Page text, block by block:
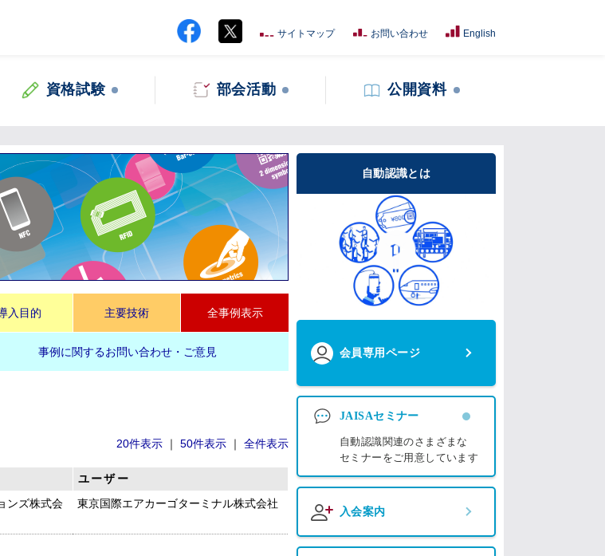
サイトマップ お問い合わせ English
資格試験 部会活動 公開資料
入目的 主要技術 全事例表示
事例に関するお問い合わせ・ご意見
20件表示 ｜ 50件表示 ｜ 全件表示
ユーザー
ンズ株式会
東京国際エアカーゴターミナル株式会社
自動認識とは
会員専用ページ
JAISAセミナー
自動認識関連のさまざまな
セミナーをご用意しています
入会案内